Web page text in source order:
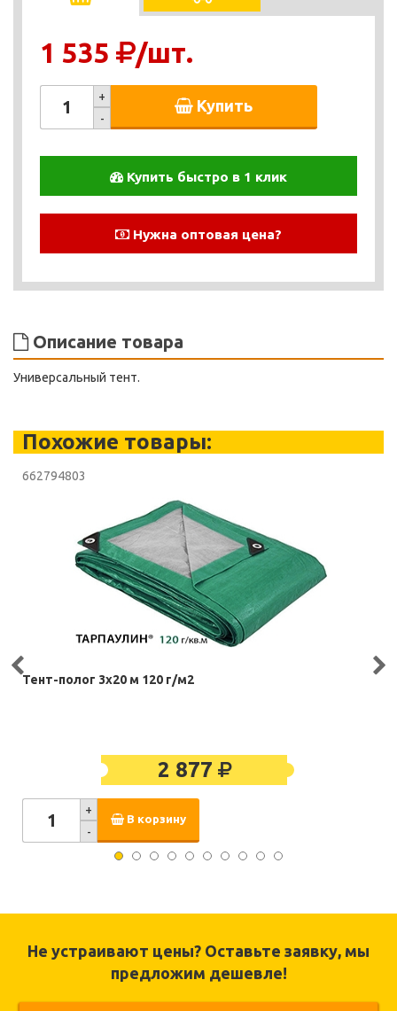
1 535 /шт.
+
-
Купить
Купить быстро в 1 клик
Нужна оптовая цена?
Описание товара
Универсальный тент.
Похожие товары:
662794803
Тент-полог 3х20 м 120 г/м2
2 877
+
-
В корзину
Не устраивают цены? Оставьте заявку, мы
предложим дешевле!